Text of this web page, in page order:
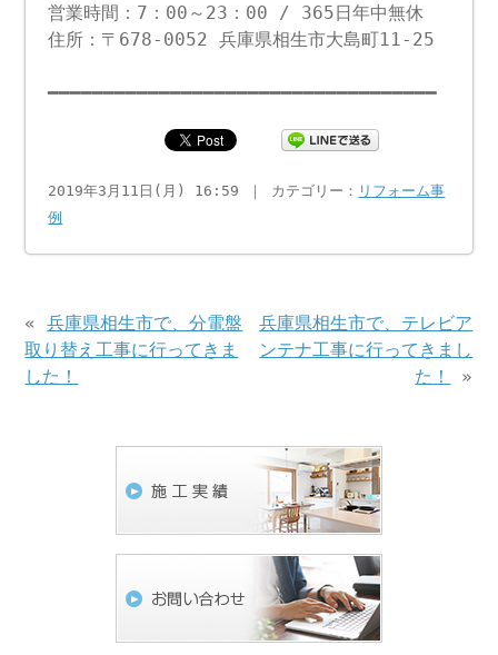
営業時間：7：00～23：00 / 365日年中無休
住所：〒678-0052 兵庫県相生市大島町11-25
━━━━━━━━━━━━━━━━━━━━━━━━━━━━━━━━━━━
2019年3月11日(月) 16:59 ｜ カテゴリー： リフォーム事
例
«兵庫県相生市で、分電盤
取り替え工事に行ってきま
した！
兵庫県相生市で、テレビア
ンテナ工事に行ってきまし
た！
»